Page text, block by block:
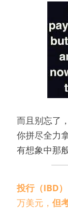
而且别忘了
你拼尽全力
有想象中那
投行（IBD）
万美元， 但